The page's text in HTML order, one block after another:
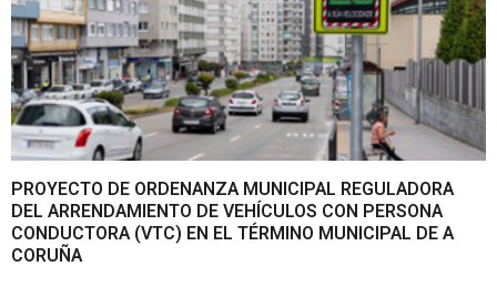
PROYECTO DE ORDENANZA MUNICIPAL REGULADORA
DEL ARRENDAMIENTO DE VEHÍCULOS CON PERSONA
CONDUCTORA (VTC) EN EL TÉRMINO MUNICIPAL DE A
CORUÑA